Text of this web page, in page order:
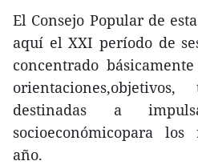
El Consejo Popular de
aquí el XXI período de
concentrado
destinadas a
socioeconómicopara
año.